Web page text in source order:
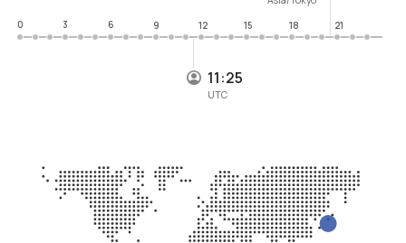
11:25
UTC
0
3 6 9 12 15 18 21